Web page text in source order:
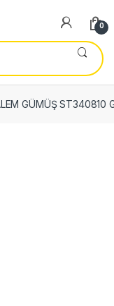
0
GÜMÜŞ ST340810